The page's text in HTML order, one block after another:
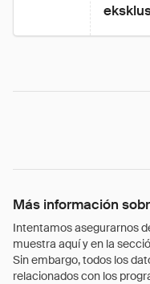
Más información
Intentamos asegurarnos
muestra aquí y en la
Sin embargo, todos los
relacionados con los